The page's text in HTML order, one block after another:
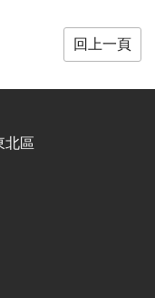
回上一頁
北區